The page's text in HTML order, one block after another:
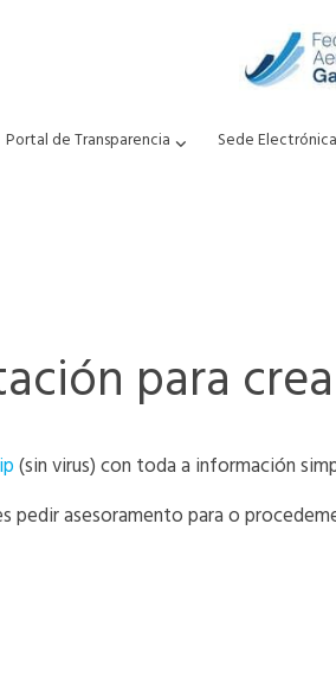
Portal de Transparencia Sede Electrónica
para
(sin virus) con toda a información
pedir asesoramento para o